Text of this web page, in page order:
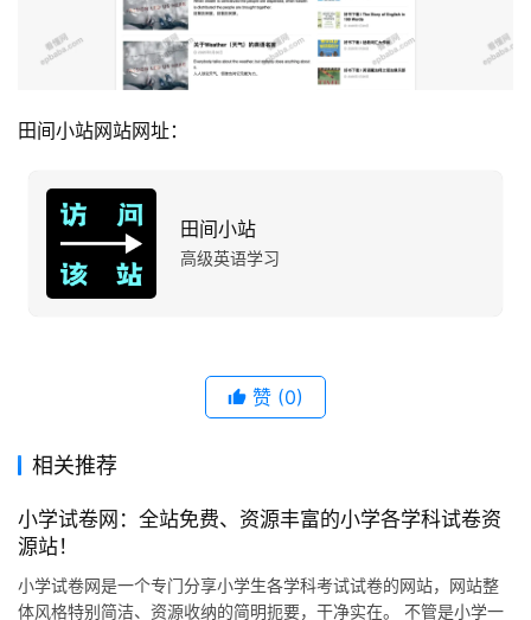
田间小站网站网址：
田间小站
高级英语学习
赞 (0)
相关推荐
小学试卷网：全站免费、资源丰富的小学各学科试卷资
源站！
小学试卷网是一个专门分享小学生各学科考试试卷的网站，网站整
体风格特别简洁、资源收纳的简明扼要，干净实在。 不管是小学一